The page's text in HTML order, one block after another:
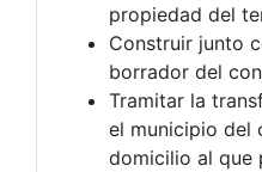
propiedad del
Construir junto
borrador del
Tramitar la
el municipio del
domicilio al que